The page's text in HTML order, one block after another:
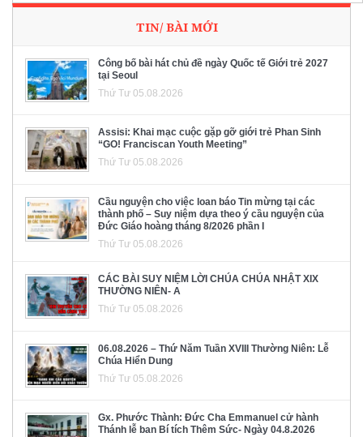
TIN/ BÀI MỚI
Công bố bài hát chủ đề ngày Quốc tế Giới trẻ 2027
tại Seoul
Thứ Tư 05.08.2026
Assisi: Khai mạc cuộc gặp gỡ giới trẻ Phan Sinh
“GO! Franciscan Youth Meeting”
Thứ Tư 05.08.2026
Cầu nguyện cho việc loan báo Tin mừng tại các
thành phố – Suy niệm dựa theo ý cầu nguyện của
Đức Giáo hoàng tháng 8/2026 phần I
Thứ Tư 05.08.2026
CÁC BÀI SUY NIỆM LỜI CHÚA CHÚA NHẬT XIX
THƯỜNG NIÊN- A
Thứ Tư 05.08.2026
06.08.2026 – Thứ Năm Tuần XVIII Thường Niên: Lễ
Chúa Hiển Dung
Thứ Tư 05.08.2026
Gx. Phước Thành: Đức Cha Emmanuel cử hành
Thánh lễ ban Bí tích Thêm Sức- Ngày 04.8.2026